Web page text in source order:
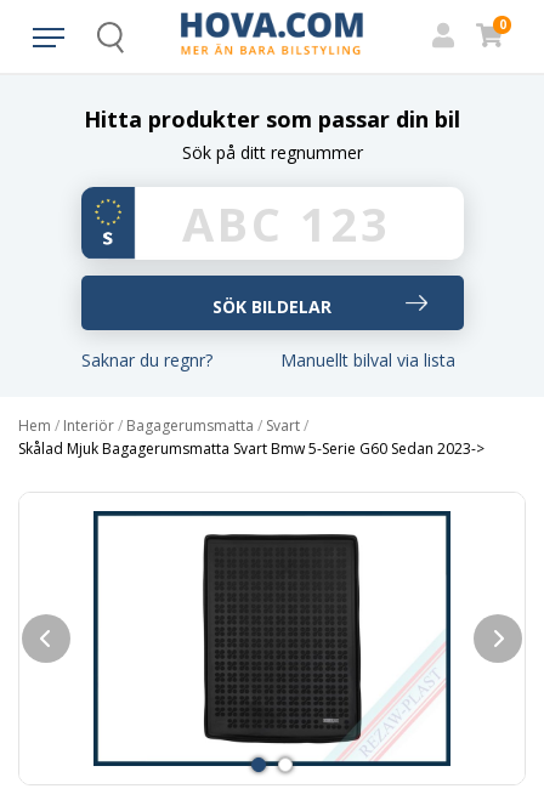
Search
0
Hitta produkter som passar din bil
Sök på ditt regnummer
Saknar du regnr? Manuellt bilval via lista
Hem / Interiör/ Bagagerumsmatta / Svart/
Skålad Mjuk Bagagerumsmatta Svart Bmw 5-Serie G60 Sedan 2023->